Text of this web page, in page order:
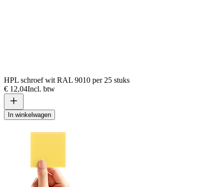
HPL schroef wit RAL 9010 per 25 stuks
€ 12,04Incl. btw
In winkelwagen